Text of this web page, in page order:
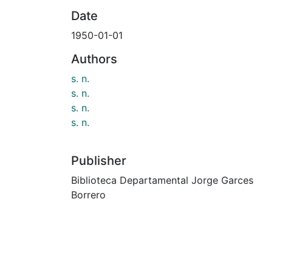
Date
1950-01-01
Authors
s. n.
s. n.
s. n.
s. n.
Publisher
Biblioteca Departamental Jorge Garces
Borrero